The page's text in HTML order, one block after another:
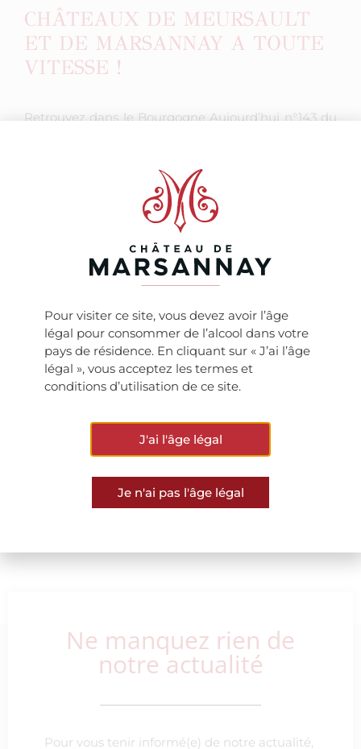
CHÂTEAUX DE MEURSAULT
ET DE MARSANNAY A TOUTE
VITESSE !
Retrouvez dans le Bourgogne Aujourd’hui n°143 du
« Aux Châteaux de Meursault et de Marsannay, des
moyens financiers importants ont été donnés pour
s’engager dans une politique d’amélioration
continue des pratiques. Et les choses vont vite ! .. »
CHATEAUX DE MEURSAULT ET DE MARSANNAY A
Bourgogne Aujourd’hui N°145 : Une belle réussite pour Clos de Vougeot Grand Cru 2016 et Savigny-Lès-Beaune, Cuvée de l’Ingenieur Henri Darcy 2017
VOIR TOUTES LES ACTUS
Ne manquez rien de
notre actualité
Pour vous tenir informé(e) de notre actualité,
Pour visiter ce site, vous devez avoir l’âge
légal pour consommer de l’alcool dans votre
pays de résidence. En cliquant sur « J’ai l’âge
légal », vous acceptez les termes et
conditions d’utilisation de ce site.
J'ai l'âge légal
Je n'ai pas l'âge légal